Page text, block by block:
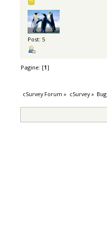
Post: 5
Pagine: [1]
cSurvey Forum » cSurvey» Bug